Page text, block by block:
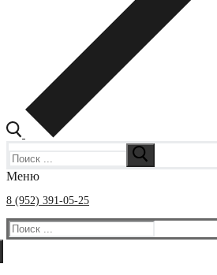
Меню
8 (952) 391-05-25
Искать: